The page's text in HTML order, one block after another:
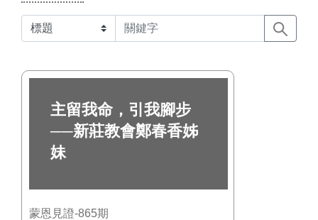
主留我命，引我腳步
──新莊教會鄭春香姊
妹
蒙恩見證-865期